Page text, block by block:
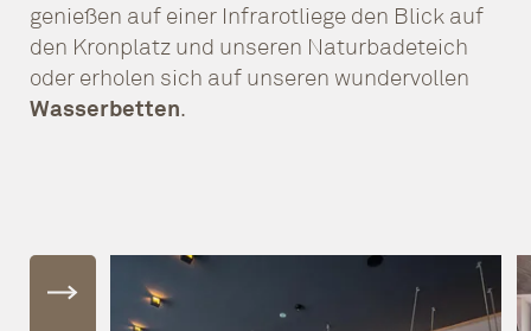
genießen auf einer Infrarotliege den Blick auf
den Kronplatz und unseren Naturbadeteich
oder erholen sich auf unseren wundervollen
Wasserbetten.